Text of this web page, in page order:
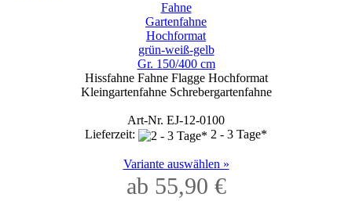
Fahne
Gartenfahne
Hochformat
grün-weiß-gelb
Gr. 150/400 cm
Hissfahne Fahne Flagge Hochformat
Kleingartenfahne Schrebergartenfahne
Art-Nr. EJ-12-0100
Lieferzeit:
2 - 3 Tage*
Variante auswählen »
ab 55,90 €